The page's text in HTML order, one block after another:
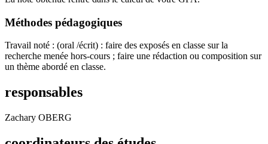
Méthodes pédagogiques
Travail noté : (oral /écrit) : faire des exposés en classe sur la
recherche menée hors-cours ; faire une rédaction ou composition sur
un thème abordé en classe.
responsables
Zachary OBERG